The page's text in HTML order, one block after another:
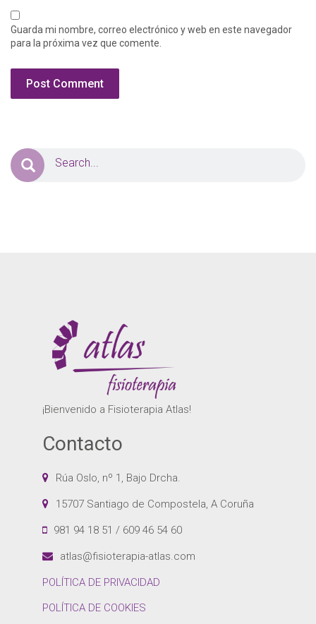
Guarda mi nombre, correo electrónico y web en este navegador
para la próxima vez que comente.
¡Bienvenido a Fisioterapia Atlas!
Contacto
Rúa Oslo, nº 1, Bajo Drcha.
15707 Santiago de Compostela, A Coruña
981 94 18 51 / 609 46 54 60
atlas@fisioterapia-atlas.com
POLÍTICA DE PRIVACIDAD
POLÍTICA DE COOKIES